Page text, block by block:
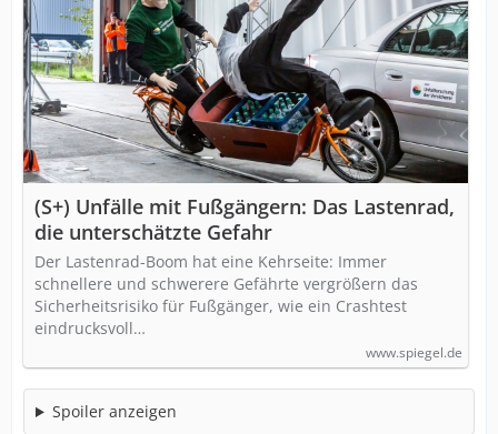
(S+) Unfälle mit Fußgängern: Das Lastenrad,
die unterschätzte Gefahr
Der Lastenrad-Boom hat eine Kehrseite: Immer
schnellere und schwerere Gefährte vergrößern das
Sicherheitsrisiko für Fußgänger, wie ein Crashtest
eindrucksvoll…
www.spiegel.de
Spoiler anzeigen